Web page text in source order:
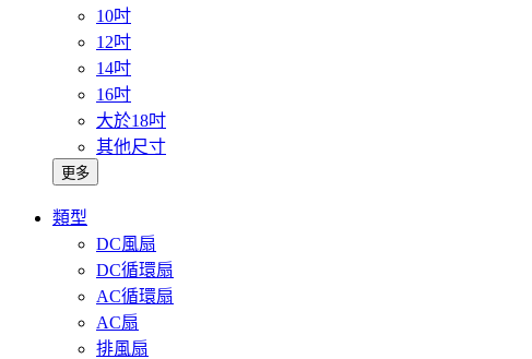
10吋
12吋
14吋
16吋
大於18吋
其他尺寸
更多
類型
DC風扇
DC循環扇
AC循環扇
AC扇
排風扇